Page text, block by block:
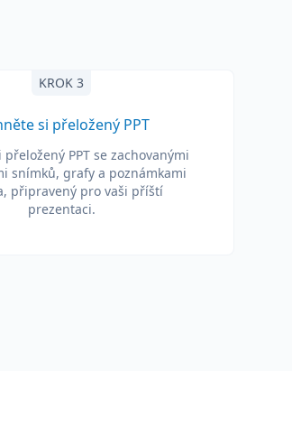
KROK 3
si přeložený PPT
PPT se zachovanými
snímků, grafy a poznámkami
připravený pro vaši příští
prezentaci.